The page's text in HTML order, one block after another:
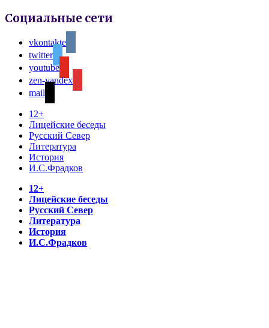
Социальные сети
vkontakte
twitter
youtube
zen-yandex
mail
12+
Лицейские беседы
Русский Север
Литература
История
И.С.Фрадков
12+
Лицейские беседы
Русский Север
Литература
История
И.С.Фрадков